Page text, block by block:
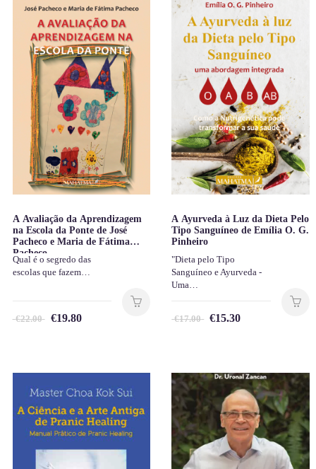
A Avaliação da Aprendizagem
na Escola da Ponte de José
Pacheco e Maria de Fátima
Pacheco
Qual é o segredo das
escolas que fazem…
€22.00 €19.80
A Ayurveda à Luz da Dieta Pelo
Tipo Sanguíneo de Emília O. G.
Pinheiro
"Dieta pelo Tipo
Sanguíneo e Ayurveda -
Uma…
€17.00 €15.30